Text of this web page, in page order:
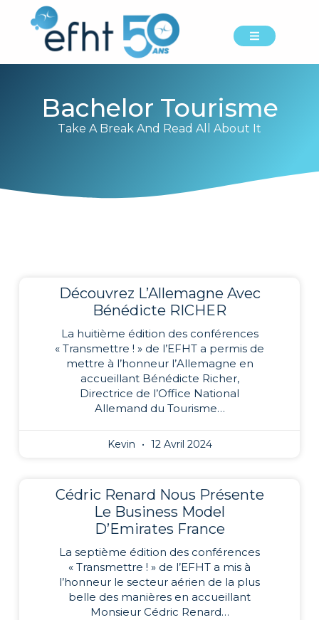
Bachelor Tourisme
Take A Break And Read All About It
Découvrez L’Allemagne Avec
Bénédicte RICHER
La huitième édition des conférences
« Transmettre ! » de l’EFHT a permis de
mettre à l’honneur l’Allemagne en
accueillant Bénédicte Richer,
Directrice de l’Office National
Allemand du Tourisme…
Kevin 12 Avril 2024
Cédric Renard Nous Présente
Le Business Model
D’Emirates France
La septième édition des conférences
« Transmettre ! » de l’EFHT a mis à
l’honneur le secteur aérien de la plus
belle des manières en accueillant
Monsieur Cédric Renard…